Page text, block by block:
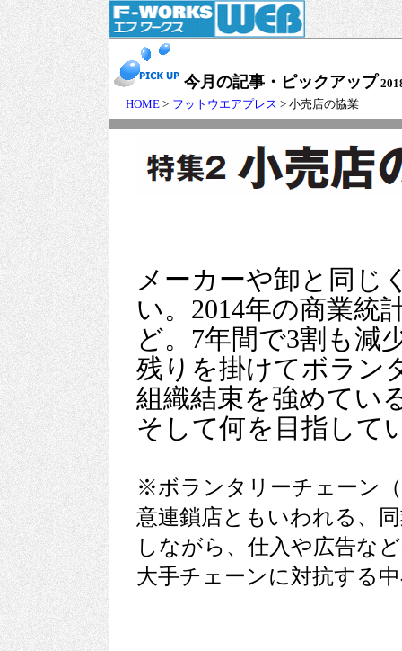
今月の記事・ピックアップ
HOME > フットウエアプレス > 小売店の協業
メーカーや卸と同じ
い。2014年の商業統
ど。7年間で3割も減
残りを掛けてボラン
組織結束を強めてい
そして何を目指して
※ボランタリーチェーン（
意連鎖店ともいわれる、
しながら、仕入や広告な
大手チェーンに対抗する